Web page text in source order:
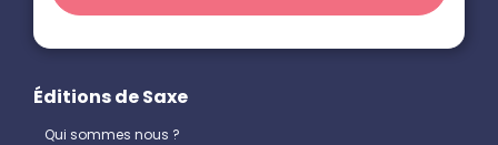
Éditions de Saxe
Qui sommes nous ?